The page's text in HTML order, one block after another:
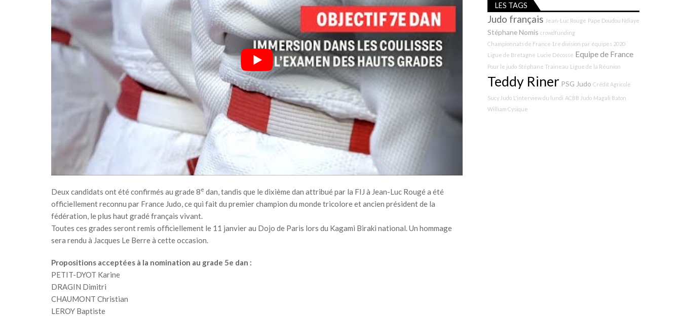
Deux candidats ont été confirmés au grade 8e dan, tandis que le dixième dan attribué par la FIJ à Jean-Luc Rougé a été
officiellement reconnu par France Judo, ce qui fait du premier champion du monde tricolore et ancien président de la
fédération, le plus haut gradé français vivant.
Toutes ces grades seront remis officiellement le 11 janvier au Dojo de Paris lors du Kagami Biraki national. Un hommage
sera rendu à Jacques Le Berre à cette occasion.
Propositions acceptées à la nomination au grade 5e dan :
PETIT-DYOT Karine
DRAGIN Dimitri
CHAUMONT Christian
LEROY Baptiste
LES TAGS
Judo français Jean-Luc Rougé Pape Doudou Ndiaye
Stéphane Nomis crowdfunding
Championnats de France 1re division par équipes 2020
Ligue de Bretagne Lucie Décosse Equipe de France
Pour le judo Stéphane Traineau Ligue de la Réunion
Teddy Riner PSG Judo Crédit Agricole
Sucy Judo L'interview du lundi ACBB Judo Magali Baton
William Cysique